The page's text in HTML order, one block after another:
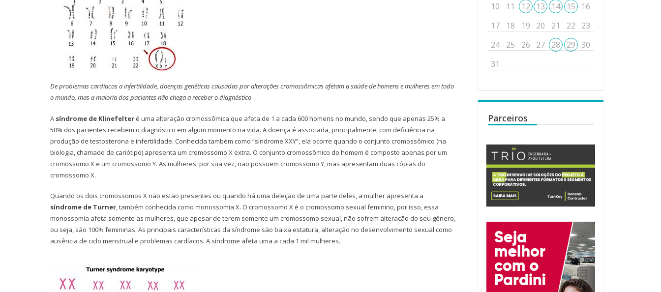
De problemas cardíacos a infertilidade, doenças genéticas causadas por alterações cromossômicas afetam a saúde de homens e mulheres em todo
o mundo, mas a maioria dos pacientes não chega a receber o diagnóstico
A síndrome de Klinefelter é uma alteração cromossômica que afeta de 1 a cada 600 homens no mundo, sendo que apenas 25% a
50% dos pacientes recebem o diagnóstico em algum momento na vida. A doença é associada, principalmente, com deficiência na
produção de testosterona e infertilidade. Conhecida também como “síndrome XXY”, ela ocorre quando o conjunto cromossômico (na
biologia, chamado de cariótipo) apresenta um cromossomo X extra. O conjunto cromossômico do homem é composto apenas por um
cromossomo X e um cromossomo Y. As mulheres, por sua vez, não possuem cromossomo Y, mas apresentam duas cópias do
cromossomo X.
Quando os dois cromossomos X não estão presentes ou quando há uma deleção de uma parte deles, a mulher apresenta a
síndrome de Turner, também conhecida como monossomia X. O cromossomo X é o cromossomo sexual feminino, por isso, essa
monossomia afeta somente as mulheres, que apesar de terem somente um cromossomo sexual, não sofrem alteração do seu gênero,
ou seja, são 100% femininas. As principais características da síndrome são baixa estatura, alteração no desenvolvimento sexual como
ausência de ciclo menstrual e problemas cardíacos. A síndrome afeta uma a cada 1 mil mulheres.
10
11 12 13 14 15
16
17
18 19 20 21 22
23
24
25 26 27 28 29
30
31
Parceiros